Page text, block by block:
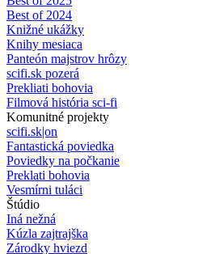
Best of 2024
Knižné ukážky
Knihy mesiaca
Panteón majstrov hrôzy
scifi.sk pozerá
Prekliati bohovia
Filmová história sci-fi
Komunitné projekty
scifi.sk|on
Fantastická poviedka
Poviedky na počkanie
Preklati bohovia
Vesmírni tuláci
Štúdio
Iná nežná
Kúzla zajtrajška
Zárodky hviezd